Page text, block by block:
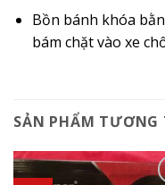
Bồn bánh khóa
bám chặt vào xe
SẢN PHẨM TƯƠNG